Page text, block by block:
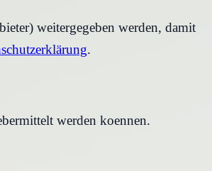
weitergegeben werden, damit
.
werden koennen.